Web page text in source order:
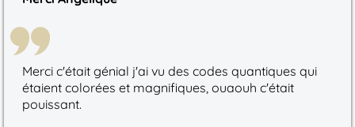
Merci c'était génial j'ai vu des codes quantiques qui
étaient colorées et magnifiques, ouaouh c'était
pouissant.